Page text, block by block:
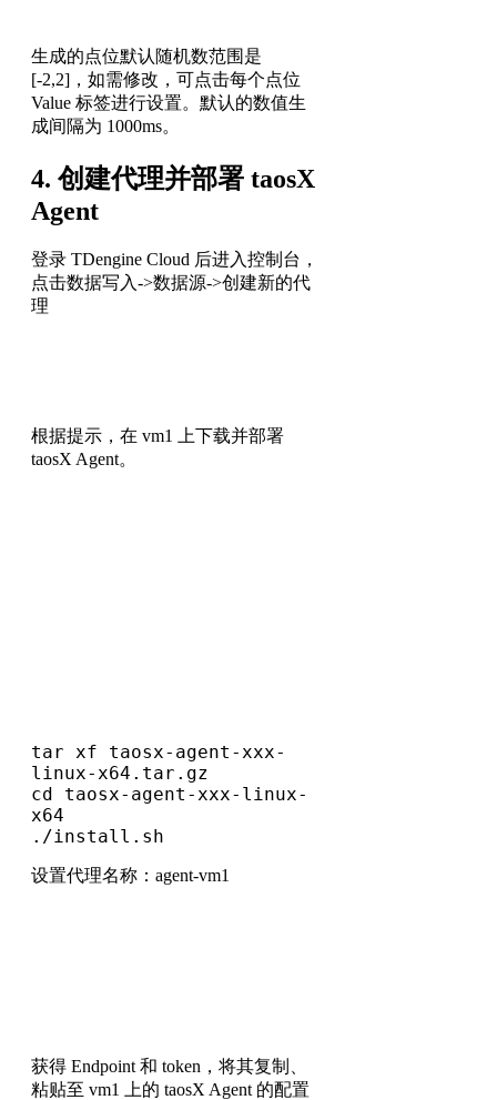
生成的点位默认随机数范围是
[-2,2]，如需修改，可点击每个点位
Value 标签进行设置。默认的数值生
成间隔为 1000ms。
4. 创建代理并部署 taosX
Agent
登录 TDengine Cloud 后进入控制台，
点击数据写入->数据源->创建新的代
理
根据提示，在 vm1 上下载并部署
taosX Agent。
tar xf taosx-agent-xxx-
linux-x64.tar.gz
cd taosx-agent-xxx-linux-
x64
./install.sh
设置代理名称：agent-vm1
获得 Endpoint 和 token，将其复制、
粘贴至 vm1 上的 taosX Agent 的配置